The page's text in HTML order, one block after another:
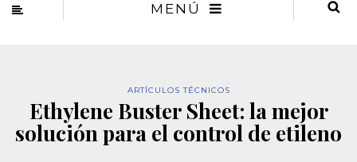
MENÚ
ARTÍCULOS TÉCNICOS
Ethylene Buster Sheet: la mejor
solución para el control de etileno